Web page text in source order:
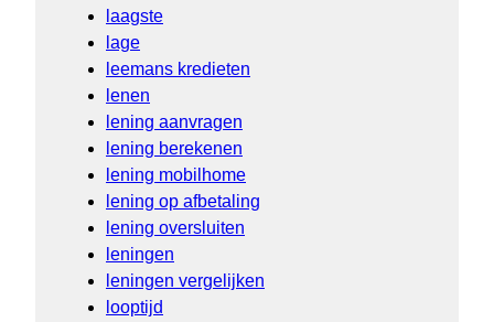
laagste
lage
leemans kredieten
lenen
lening aanvragen
lening berekenen
lening mobilhome
lening op afbetaling
lening oversluiten
leningen
leningen vergelijken
looptijd